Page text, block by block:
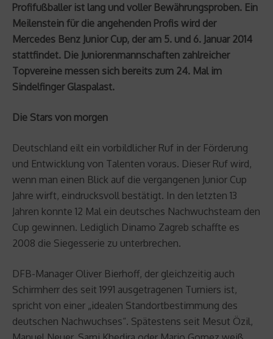
Profifußballer ist lang und voller Bewährungsproben. Ein
Meilenstein für die angehenden Profis wird der
Mercedes Benz Junior Cup, der am 5. und 6. Januar 2014
stattfindet. Die Juniorenmannschaften zahlreicher
Topvereine messen sich bereits zum 24. Mal im
Sindelfinger Glaspalast.
Die Stars von morgen
Deutschland eilt ein vorbildlicher Ruf in der Förderung
und Entwicklung von Talenten voraus. Dieser Ruf wird,
wenn man einen Blick auf die vergangenen Junior Cup
Jahre wirft, eindrucksvoll bestätigt. In den letzten 13
Jahren konnte 12 Mal ein deutsches Nachwuchsteam den
Cup gewinnen. Lediglich Dinamo Zagreb schaffte es
2008 die Siegesserie zu unterbrechen.
DFB-Manager Oliver Bierhoff, der gleichzeitig auch
Schirmherr des seit 1991 ausgetragenen Turniers ist,
spricht von einer „idealen Standortbestimmung des
deutschen Nachwuchses“. Spätestens seit Mesut Özil,